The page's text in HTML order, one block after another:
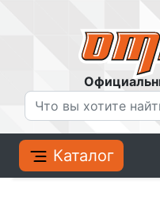
Каталог